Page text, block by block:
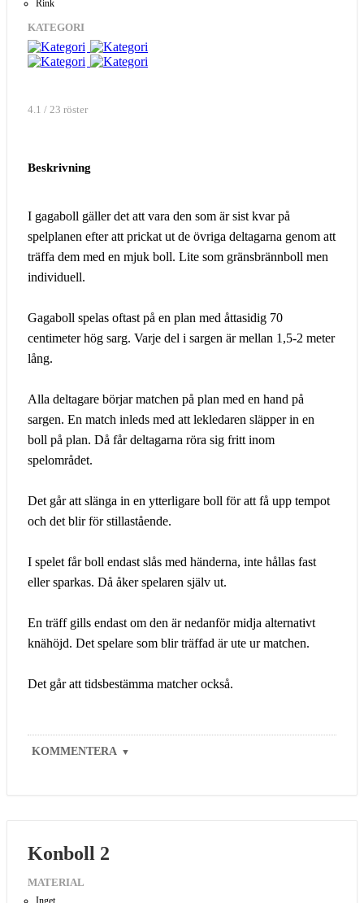
Rink
KATEGORI
4.1 / 23 röster
Beskrivning
I gagaboll gäller det att vara den som är sist kvar på
spelplanen efter att prickat ut de övriga deltagarna genom att
träffa dem med en mjuk boll. Lite som gränsbrännboll men
individuell.
Gagaboll spelas oftast på en plan med åttasidig 70
centimeter hög sarg. Varje del i sargen är mellan 1,5-2 meter
lång.
Alla deltagare börjar matchen på plan med en hand på
sargen. En match inleds med att lekledaren släpper in en
boll på plan. Då får deltagarna röra sig fritt inom
spelområdet.
Det går att slänga in en ytterligare boll för att få upp tempot
och det blir för stillastående.
I spelet får boll endast slås med händerna, inte hållas fast
eller sparkas. Då åker spelaren själv ut.
En träff gills endast om den är nedanför midja alternativt
knähöjd. Det spelare som blir träffad är ute ur matchen.
Det går att tidsbestämma matcher också.
KOMMENTERA ▼
Konboll 2
MATERIAL
Inget